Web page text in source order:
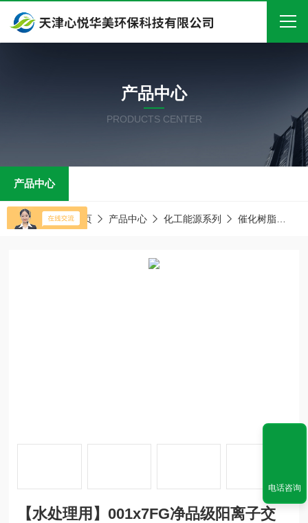
关于我们
产品中心
在线留言
产品中心
PRODUCTS CENTER
产品中心
当前位置：首页 产品中心 化工能源系列 催化树脂
【水处理用】001x7FG净品级阳离子交
电话咨询